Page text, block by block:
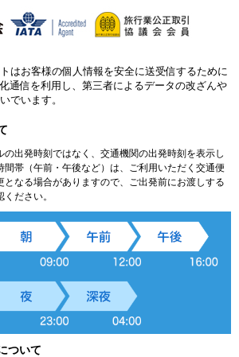
はお客様の個人情報を安全に送受信するために
通信を利用し、第三者によるデータの改ざんや
でいます。
の出発時刻ではなく、交通機関の出発時刻を表示し
間帯（午前・午後など）は、ご利用いただく交通便
となる場合がありますので、ご出発前にお渡しする
ださい。
ついて